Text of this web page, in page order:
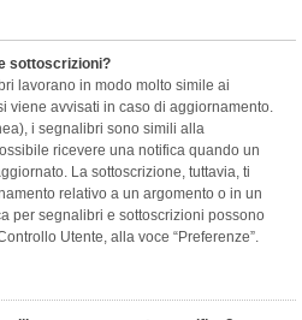
sottoscrizioni?
lavorano in modo molto simile ai
viene avvisati in caso di aggiornamento.
i segnalibri sono simili alla
ricevere una notifica quando un
La sottoscrizione, tuttavia, ti
relativo a un argomento o in un
per segnalibri e sottoscrizioni possono
Utente, alla voce “Preferenze”.